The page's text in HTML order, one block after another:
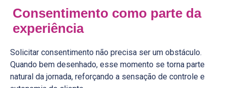
Consentimento como parte da
experiência
Solicitar consentimento não precisa ser um obstáculo.
Quando bem desenhado, esse momento se torna parte
natural da jornada, reforçando a sensação de controle e